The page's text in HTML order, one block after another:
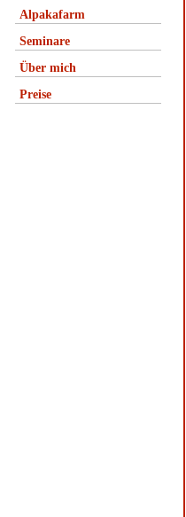
Alpakafarm
Seminare
Über mich
Preise